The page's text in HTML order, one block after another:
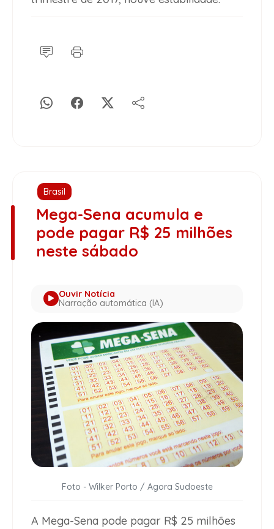
Brasil
Mega-Sena acumula e
pode pagar R$ 25 milhões
neste sábado
Ouvir Notícia
Narração automática (IA)
Foto - Wilker Porto / Agora Sudoeste
A Mega-Sena pode pagar R$ 25 milhões